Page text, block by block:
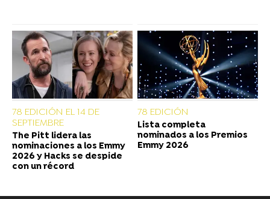
78 EDICIÓN EL 14 DE
SEPTIEMBRE
The Pitt lidera las
nominaciones a los Emmy
2026 y Hacks se despide
con un récord
78 EDICIÓN
Lista completa
nominados a los Premios
Emmy 2026